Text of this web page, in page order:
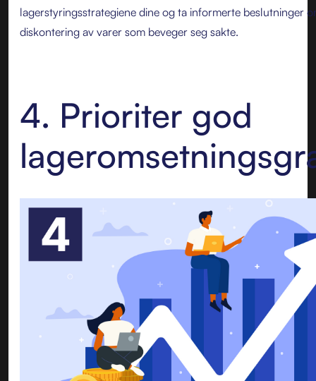
lagerstyringsstrategiene dine og ta informerte beslutninger
diskontering av varer som beveger seg sakte.
4. Prioriter god